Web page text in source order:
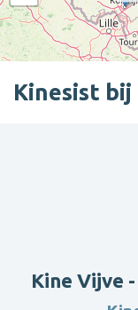
Kinesist bij
Kine Vijve